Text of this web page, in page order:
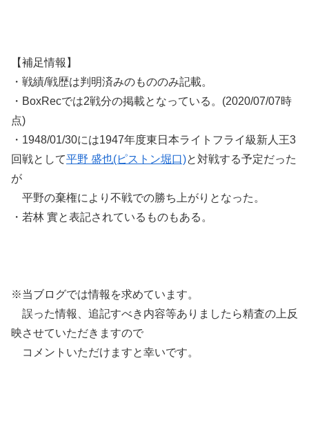
【補足情報】
・戦績/戦歴は判明済みのもののみ記載。
・BoxRecでは2戦分の掲載となっている。(2020/07/07時
点)
・1948/01/30には1947年度東日本ライトフライ級新人王3
回戦として平野 盛也(ピストン堀口)と対戦する予定だった
が
平野の棄権により不戦での勝ち上がりとなった。
・若林 實と表記されているものもある。
※当ブログでは情報を求めています。
誤った情報、追記すべき内容等ありましたら精査の上反
映させていただきますので
コメントいただけますと幸いです。